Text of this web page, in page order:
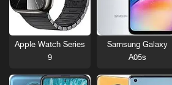
Samsung Galaxy
A05s
Apple Watch Series
9